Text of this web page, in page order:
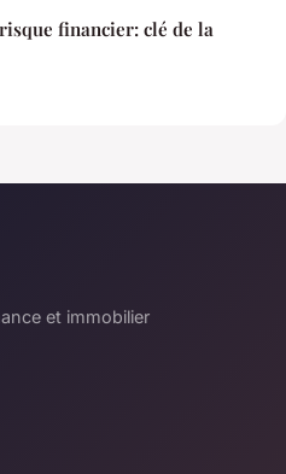
financier: clé de la
et immobilier